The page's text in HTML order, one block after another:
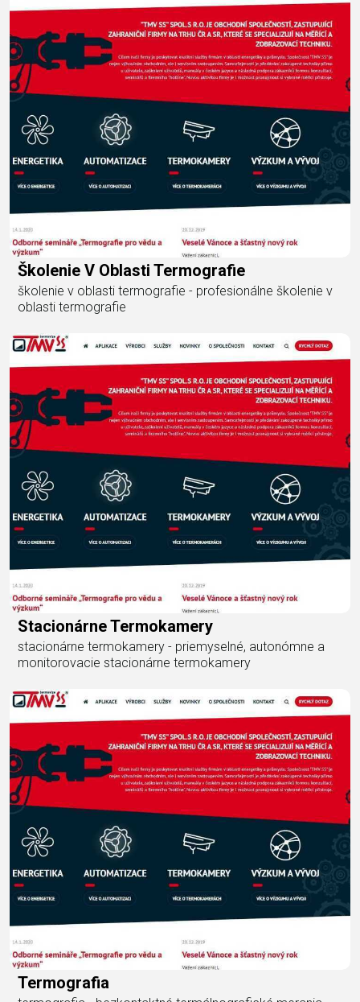
Školenie V Oblasti Termografie
školenie v oblasti termografie - profesionálne školenie v
oblasti termografie
Stacionárne Termokamery
stacionárne termokamery - priemyselné, autonómne a
monitorovacie stacionárne termokamery
Termografia